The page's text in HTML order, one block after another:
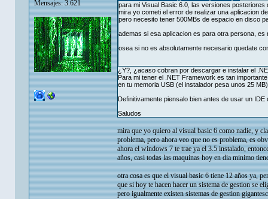
Mensajes: 3.621
para mi Visual Basic 6.0, las versiones
mira yo cometi el error de realizar una aplicacion
pero necesito tener 500MBs de espacio en disco
ademas si esa aplicacion es para otra persona,
osea si no es absolutamente necesario quedate
¿Y?, ¿acaso cobran por descargar e instalar el
Para mi tener el .NET Framework es tan
en tu memoria USB (el instalador pesa unos 25
Definitivamente piensalo bien antes de usar un
Saludos
mira que yo quiero al visual basic 6 como nadie, y
problema, pero ahora veo que no es problema, es
ahora el windows 7 te trae ya el 3.5 instalado,
años, casi todas las maquinas hoy en dia minimo
otra cosa es que el visual basic 6 tiene 12 años ya,
que si hoy te hacen hacer un sistema de gestion se
pero igualmente existen sistemas de gestion